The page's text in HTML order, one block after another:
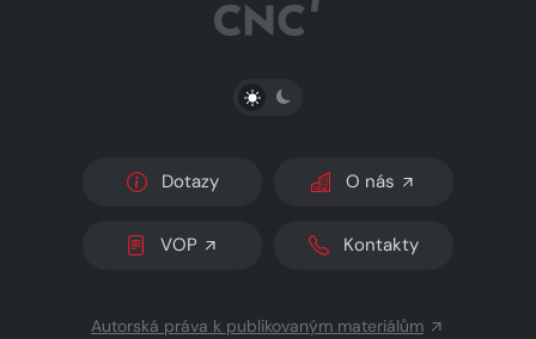
PŘEPNOUT SVĚTLÝ/TMAVÝ REŽIM
Dotazy O nás
VOP Kontakty
Autorská práva k publikovaným materiálům